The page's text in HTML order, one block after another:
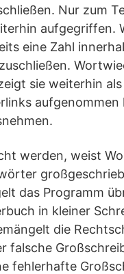
Nur zum
aufgegriffen.
eine Zahl
sie weiterhin als
aufgenommen
werden, weist
das Programm
in kleiner
die
falsche
fehlerhafte